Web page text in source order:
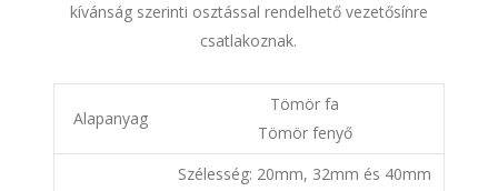
kívánság szerinti osztással rendelhető vezetősínre
csatlakoznak.
Alapanyag
Tömör fa
Tömör fenyő
Szélesség: 20mm, 32mm és 40mm